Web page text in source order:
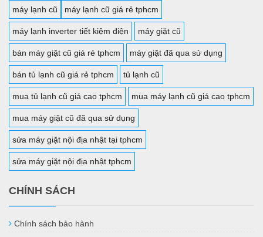
máy lạnh cũ máy lạnh cũ giá rẻ tphcm
máy lạnh inverter tiết kiệm điện máy giặt cũ
bán máy giặt cũ giá rẻ tphcm máy giặt đã qua sử dụng
bán tủ lạnh cũ giá rẻ tphcm tủ lạnh cũ
mua tủ lạnh cũ giá cao tphcm mua máy lạnh cũ giá cao tphcm
mua máy giặt cũ đã qua sử dụng
sửa máy giặt nội địa nhật tại tphcm
sửa máy giặt nội địa nhật tphcm
CHÍNH SÁCH
Chính sách bảo hành